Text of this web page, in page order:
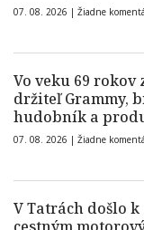
07. 08. 2026 | Žiadne
Vo veku 69
držiteľ Grammy,
hudobník a
07. 08. 2026 | Žiadne
V Tatrách došlo